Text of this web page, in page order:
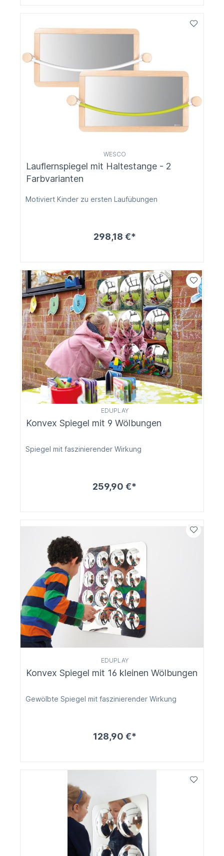
WESCO
Lauflernspiegel mit Haltestange - 2
Farbvarianten
Motiviert Kinder zu ersten Laufübungen
298,18 €*
EDUPLAY
Konvex Spiegel mit 9 Wölbungen
Spiegel mit faszinierender Wirkung
259,90 €*
EDUPLAY
Konvex Spiegel mit 16 kleinen Wölbungen
Gewölbte Spiegel mit faszinierender Wirkung
128,90 €*